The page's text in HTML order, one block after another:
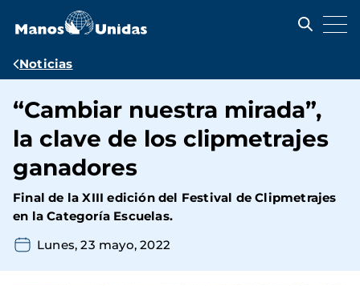
contenido
Ruta
navegación
Noticias
“Cambiar nuestra mirada”,
la clave de los clipmetrajes
ganadores
Final de la XIII edición del Festival de Clipmetrajes
en la Categoría Escuelas.
Lunes, 23 mayo, 2022